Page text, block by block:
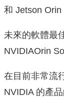
和 Jetson Orin
未來的軟體最
NVIDIAOrin
在目前非常流
NVIDIA 的產